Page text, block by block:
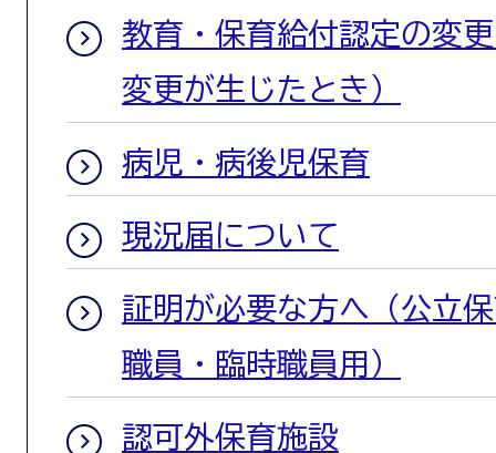
教育・保育給付認定の変
変更が生じたとき）
病児・病後児保育
現況届について
証明が必要な方へ（公立
職員・臨時職員用）
認可外保育施設